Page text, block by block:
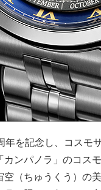
年を記念し、コス
ンパノラ」のコス
（ちゅうくう）の